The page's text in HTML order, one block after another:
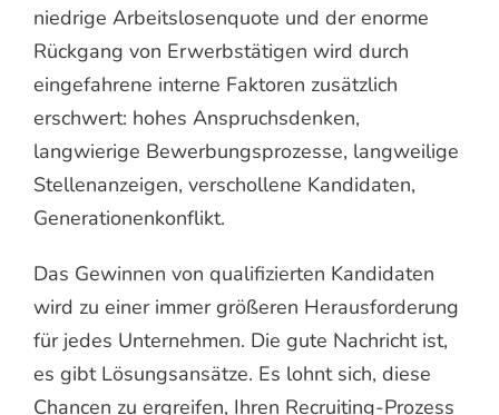
niedrige Arbeitslosenquote und der enorme
Rückgang von Erwerbstätigen wird durch
eingefahrene interne Faktoren zusätzlich
erschwert: hohes Anspruchsdenken,
langwierige Bewerbungsprozesse, langweilige
Stellenanzeigen, verschollene Kandidaten,
Generationenkonflikt.
Das Gewinnen von qualifizierten Kandidaten
wird zu einer immer größeren Herausforderung
für jedes Unternehmen. Die gute Nachricht ist,
es gibt Lösungsansätze. Es lohnt sich, diese
Chancen zu ergreifen, Ihren Recruiting-Prozess